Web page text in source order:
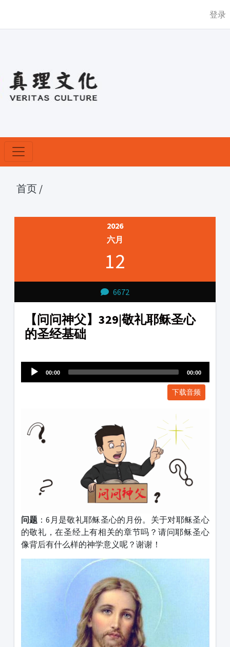
登录
首页 /
2026
六月
12
6672
【问问神父】329|敬礼耶稣圣心
的圣经基础
Player
00:00 00:00
下载音频
问题 ：6月是敬礼耶稣圣心的月份。关于对耶稣圣心
的敬礼，在圣经上有相关的章节吗？请问耶稣圣心
像背后有什么样的神学意义呢？谢谢！